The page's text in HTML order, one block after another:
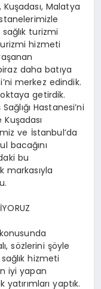
Kuşadası, Malatya
turizmi
hizmeti
daha batıya
merkez edindik.
getirdik.
Hastanesi’ni
ve İstanbul’da
bacağını
bu
markasıyla
sözlerini şöyle
hizmeti
iyi yapan
yaptık.